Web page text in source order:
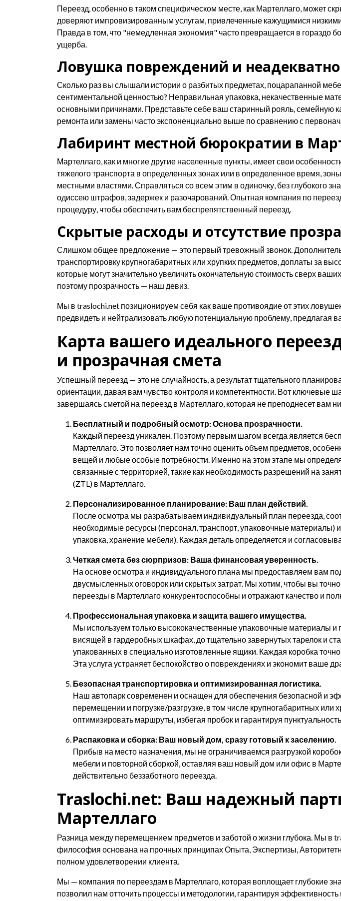
Переезд, особенно в таком специфическом месте, как Мартеллаго, может
доверяют импровизированным услугам, привлеченные кажущимися
Правда в том, что "немедленная экономия" часто превращается в гораздо
ущерба.
Ловушка повреждений и
Сколько раз вы слышали истории о разбитых предметах, поцарапанной
сентиментальной ценностью? Неправильная упаковка, некачественные
основными причинами. Представьте себе ваш старинный рояль,
ремонта или замены часто экспоненциально выше по сравнению с
Лабиринт местной бюрократии в
Мартеллаго, как и многие другие населенные пункты, имеет свои
тяжелого транспорта в определенных зонах или в определенное время,
местными властями. Справляться со всем этим в одиночку, без глубокого
одиссею штрафов, задержек и разочарований. Опытная компания по
процедуру, чтобы обеспечить вам беспрепятственный переезд.
Скрытые расходы и отсутствие
Слишком общее предложение — это первый тревожный звонок.
транспортировку крупногабаритных или хрупких предметов, доплаты за
которые могут значительно увеличить окончательную стоимость сверх
поэтому прозрачность — наш девиз.
Мы в traslochi.net позиционируем себя как ваше противоядие от этих
предвидеть и нейтрализовать любую потенциальную проблему, предлагая
Карта вашего идеального
и прозрачная смета
Успешный переезд — это не случайность, а результат тщательного
ориентации, давая вам чувство контроля и компетентности. Вот
завершаясь сметой на переезд в Мартеллаго, которая не преподнесет вам
Бесплатный и подробный осмотр: Основа прозрачности.
Каждый переезд уникален. Поэтому первым шагом всегда является
Мартеллаго. Это позволяет нам точно оценить объем предметов,
вещей и любые особые потребности. Именно на этом этапе мы
связанные с территорией, такие как необходимость разрешений на
(ZTL) в Мартеллаго.
Персонализированное планирование: Ваш план действий.
После осмотра мы разрабатываем индивидуальный план переезда,
необходимые ресурсы (персонал, транспорт, упаковочные материалы)
упаковка, хранение мебели). Каждая деталь определяется и
Четкая смета без сюрпризов: Ваша финансовая уверенность.
На основе осмотра и индивидуального плана мы предоставляем вам
двусмысленных оговорок или скрытых затрат. Мы хотим, чтобы вы
переезды в Мартеллаго конкурентоспособны и отражают качество и
Профессиональная упаковка и защита вашего имущества.
Мы используем только высококачественные упаковочные материалы
висящей в гардеробных шкафах, до тщательно завернутых тарелок и
упакованных в специально изготовленные ящики. Каждая коробка
Эта услуга устраняет беспокойство о повреждениях и экономит ваше
Безопасная транспортировка и оптимизированная логистика.
Наш автопарк современен и оснащен для обеспечения безопасной и
перемещении и погрузке/разгрузке, в том числе крупногабаритных
оптимизировать маршруты, избегая пробок и гарантируя
Распаковка и сборка: Ваш новый дом, сразу готовый к заселению.
Прибыв на место назначения, мы не ограничиваемся разгрузкой
мебели и повторной сборкой, оставляя ваш новый дом или офис в
действительно беззаботного переезда.
Traslochi.net: Ваш надежный
Мартеллаго
Разница между перемещением предметов и заботой о жизни глубока. Мы в
философия основана на прочных принципах Опыта, Экспертизы,
полном удовлетворении клиента.
Мы — компания по переездам в Мартеллаго, которая воплощает глубокие
позволил нам отточить процессы и методологии, гарантируя